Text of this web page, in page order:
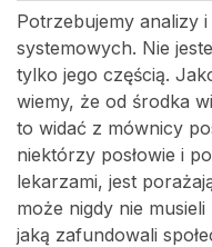
Potrzebujemy analizy
systemowych. Nie
tylko jego częścią.
wiemy, że od środka
to widać z mównicy
niektórzy posłowie i
lekarzami, jest
może nigdy nie
jaką zafundowali